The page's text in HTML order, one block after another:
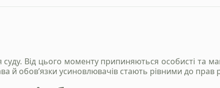
Від цього моменту припиняються особисті та
обов’язки усиновлювачів стають рівними до прав